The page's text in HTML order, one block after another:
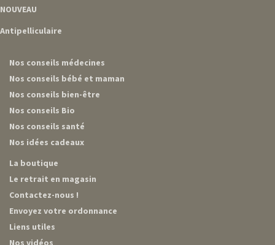
NOUVEAU
Antipelliculaire
Nos conseils médecines
Nos conseils bébé et maman
Nos conseils bien-être
Nos conseils Bio
Nos conseils santé
Nos idées cadeaux
La boutique
Le retrait en magasin
Contactez-nous !
Envoyez votre ordonnance
Liens utiles
Nos vidéos